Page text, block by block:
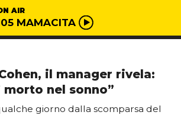
AIR
MAMACITA
il manager rivela:
morto nel sonno”
giorno dalla scomparsa del